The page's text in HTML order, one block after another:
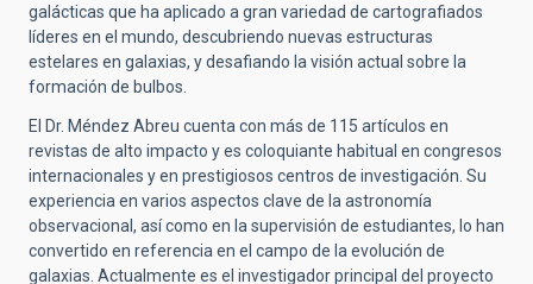
galácticas que ha aplicado a gran variedad de cartografiados
líderes en el mundo, descubriendo nuevas estructuras
estelares en galaxias, y desafiando la visión actual sobre la
formación de bulbos.
El Dr. Méndez Abreu cuenta con más de 115 artículos en
revistas de alto impacto y es coloquiante habitual en congresos
internacionales y en prestigiosos centros de investigación. Su
experiencia en varios aspectos clave de la astronomía
observacional, así como en la supervisión de estudiantes, lo han
convertido en referencia en el campo de la evolución de
galaxias. Actualmente es el investigador principal del proyecto